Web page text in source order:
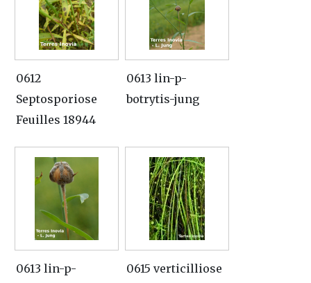
0612
Septosporiose
Feuilles 18944
0613 lin-p-
botrytis-jung
0613 lin-p-
0615 verticilliose